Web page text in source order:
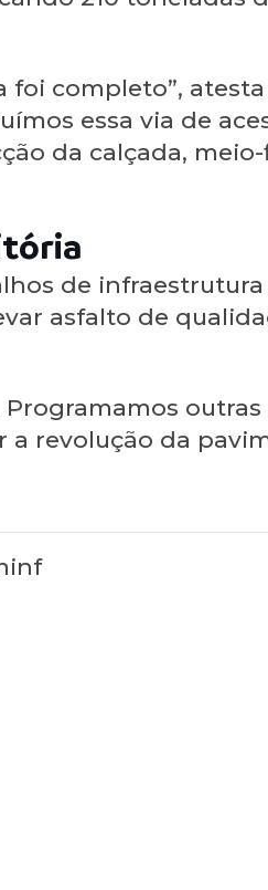
completo”,
essa via de
da calçada,
de
asfalto de
a revolução da